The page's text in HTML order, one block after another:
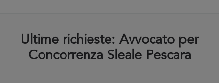
Ultime richieste: Avvocato per
Concorrenza Sleale Pescara